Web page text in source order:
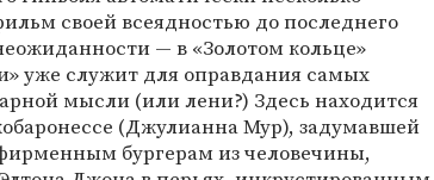
своей всеядностью до последнего
— в «Золотом кольце»
уже служит для оправдания самых
мысли (или лени?) Здесь находится
(Джулианна Мур), задумавшей
бургерам из человечины,